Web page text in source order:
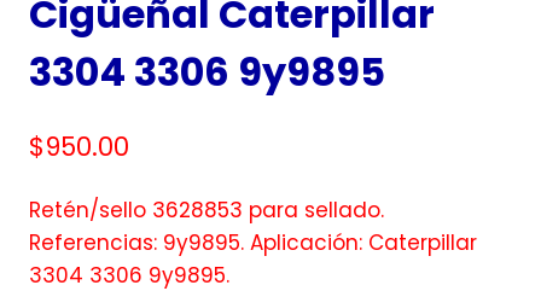
Cigüeñal Caterpillar
3304 3306 9y9895
$950.00
Retén/sello 3628853 para sellado.
Referencias: 9y9895. Aplicación: Caterpillar
3304 3306 9y9895.